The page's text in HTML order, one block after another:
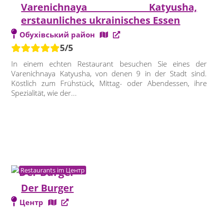
Varenichnaya Katyusha,
erstaunliches ukrainisches Essen
Обухівський район
5/5
In einem echten Restaurant besuchen Sie eines der
Varenichnaya Katyusha, von denen 9 in der Stadt sind.
Köstlich zum Frühstück, Mittag- oder Abendessen, ihre
Spezialität, wie der...
Restaurants im Центр
Der Burger
Центр